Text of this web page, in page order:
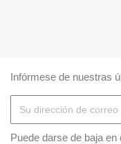
Infórmese de nuestras
Puede darse de baja